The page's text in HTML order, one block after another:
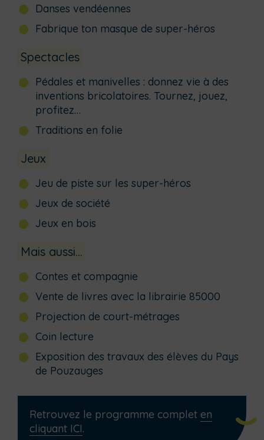
Danses vendéennes
Fabrique ton masque de super-héros
Spectacles
Pédales et manivelles : donnez vie à des
inventions bricolatoires. Tournez, jouez,
profitez…
Traditions en folie
Jeux
Jeu de piste sur les super-héros
Jeux de société
Jeux en bois
Mais aussi…
Contes et compagnie
Vente de livres avec la librairie 85000
Projection de court-métrages
Coin lecture
Exposition des travaux des élèves du Pays
de Pouzauges
Retrouvez le programme complet en
cliquant ICI.